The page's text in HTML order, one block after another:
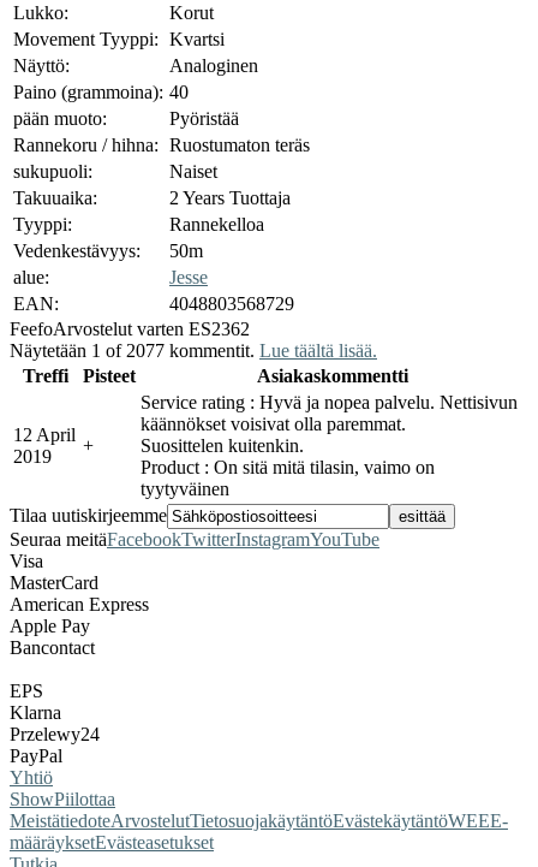
Lukko:
Korut
Movement Tyyppi: Kvartsi
Näyttö:
Analoginen
Paino (grammoina): 40
pään muoto:
Pyöristää
Rannekoru / hihna: Ruostumaton teräs
sukupuoli:
Naiset
Takuuaika:
2 Years Tuottaja
Tyyppi:
Rannekelloa
Vedenkestävyys:
50m
alue:
Jesse
EAN:
4048803568729
FeefoArvostelut varten ES2362
Näytetään 1 of 2077 kommentit. Lue täältä lisää.
Treffi
Pisteet Asiakaskommentti
12 April
2019
+
Service rating : Hyvä ja nopea palvelu. Nettisivun
käännökset voisivat olla paremmat.
Suosittelen kuitenkin.
Product : On sitä mitä tilasin, vaimo on
tyytyväinen
Tilaa uutiskirjeemme
Seuraa meitäFacebookTwitterInstagramYouTube
Visa
MasterCard
American Express
Apple Pay
Bancontact
EPS
Klarna
Przelewy24
PayPal
Yhtiö
ShowPiilottaa
MeistätiedoteArvostelutTietosuojakäytäntöEvästekäytäntöWEEE-
määräyksetEvästeasetukset